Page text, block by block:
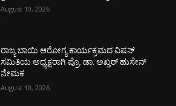
August 10, 2026
ರಾಜ್ಯ ಬಾಯಿ ಆರೋಗ್ಯ ಕಾರ್ಯಕ್ರಮದ ವಿಷನ್
ಸಮಿತಿಯ ಅಧ್ಯಕ್ಷರಾಗಿ ಪ್ರೊ. ಡಾ. ಅಖ್ತರ್ ಹುಸೇನ್
ನೇಮಕ
August 10, 2026